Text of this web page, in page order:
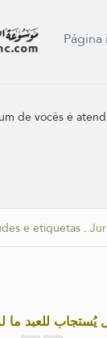
de vocês é
e etiquetas.
يُستجاب للعبد ما